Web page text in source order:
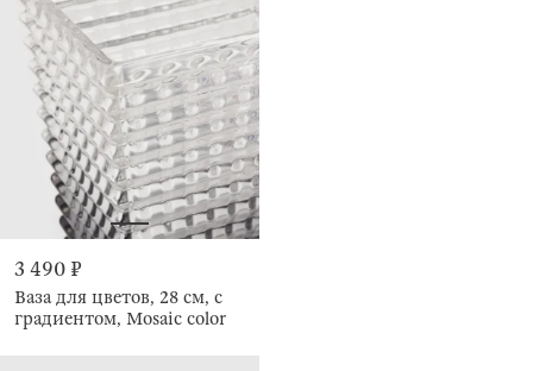
3 490 ₽
Ваза для цветов, 28 см, с
градиентом, Mosaic color